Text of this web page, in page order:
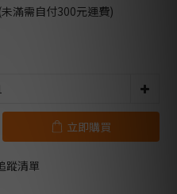
滿需自付300元運費)
立即購買
蹤清單